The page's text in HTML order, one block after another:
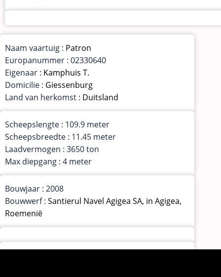
Naam vaartuig : Patron
Europanummer : 02330640
Eigenaar : Kamphuis T.
Domicilie : Giessenburg
Land van herkomst : Duitsland
Scheepslengte : 109.9 meter
Scheepsbreedte : 11.45 meter
Laadvermogen : 3650 ton
Max diepgang : 4 meter
Bouwjaar : 2008
Bouwwerf : Santierul Navel Agigea SA, in Agigea,
Roemenië